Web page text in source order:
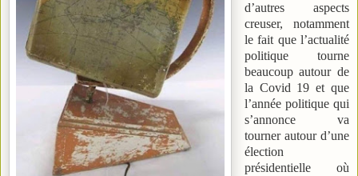
d’autres aspects
creuser, notamment
le fait que l’actualité
politique tourne
beaucoup autour de
la Covid 19 et que
l’année politique qui
s’annonce va
tourner autour d’une
élection
présidentielle où